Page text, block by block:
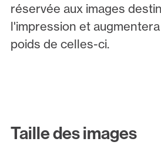
réservée aux images
l'impression et
poids de celles-ci.
Taille des images